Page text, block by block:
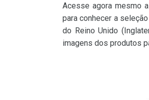
Acesse agora mesmo
para conhecer a
do Reino Unido
imagens dos produtos